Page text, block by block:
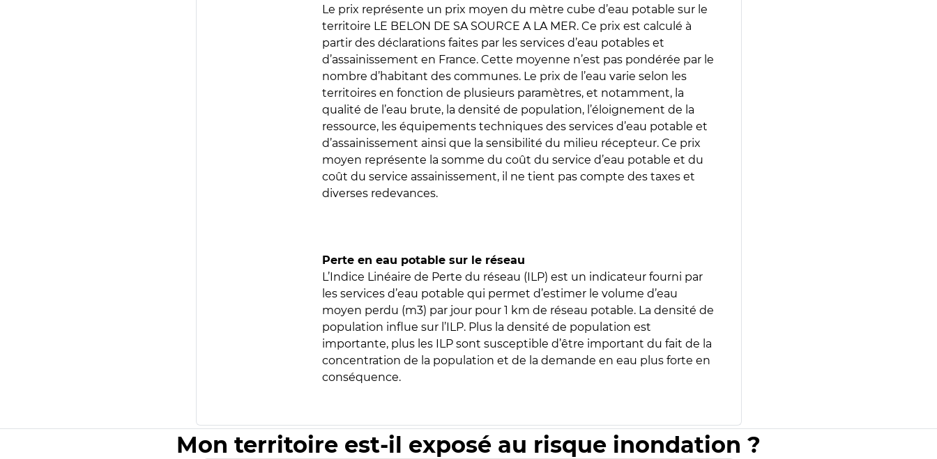
Le prix représente un prix moyen du mètre cube d’eau potable sur le
territoire LE BELON DE SA SOURCE A LA MER. Ce prix est calculé à
partir des déclarations faites par les services d’eau potables et
d’assainissement en France. Cette moyenne n’est pas pondérée par le
nombre d’habitant des communes. Le prix de l’eau varie selon les
territoires en fonction de plusieurs paramètres, et notamment, la
qualité de l’eau brute, la densité de population, l’éloignement de la
ressource, les équipements techniques des services d’eau potable et
d’assainissement ainsi que la sensibilité du milieu récepteur. Ce prix
moyen représente la somme du coût du service d’eau potable et du
coût du service assainissement, il ne tient pas compte des taxes et
diverses redevances.
Perte en eau potable sur le réseau
L’Indice Linéaire de Perte du réseau (ILP) est un indicateur fourni par
les services d’eau potable qui permet d’estimer le volume d’eau
moyen perdu (m3) par jour pour 1 km de réseau potable. La densité de
population influe sur l’ILP. Plus la densité de population est
importante, plus les ILP sont susceptible d’être important du fait de la
concentration de la population et de la demande en eau plus forte en
conséquence.
Mon territoire est-il exposé au risque inondation ?